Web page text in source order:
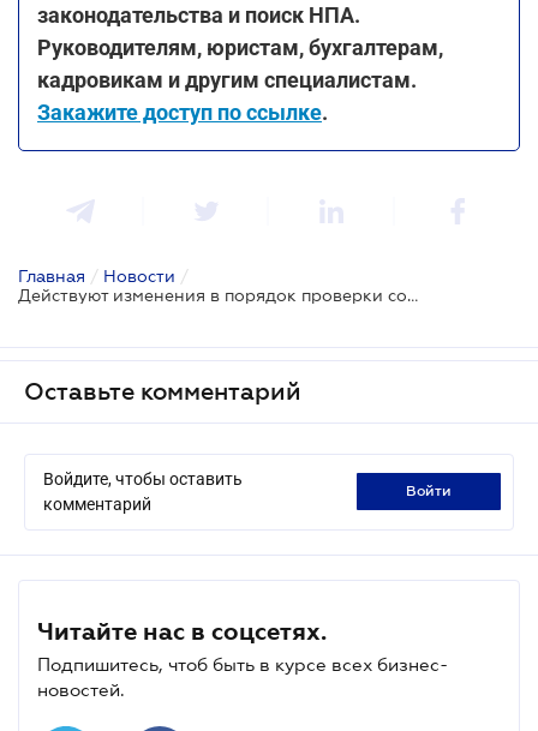
законодательства и поиск НПА.
Руководителям, юристам, бухгалтерам,
кадровикам и другим специалистам.
Закажите доступ по ссылке.
Главная / Новости /
Действуют изменения в порядок проверки соответствия приобретателя земельного участка сельскохозяйственного назначения
Оставьте комментарий
Войдите, чтобы оставить
комментарий
войти
Читайте нас в соцсетях.
Подпишитесь, чтоб быть в курсе всех бизнес-
новостей.